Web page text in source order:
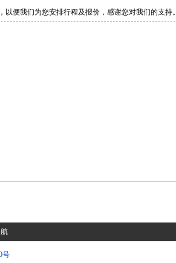
便我们为您安排行程及报价，感谢您对我们的支持。
号